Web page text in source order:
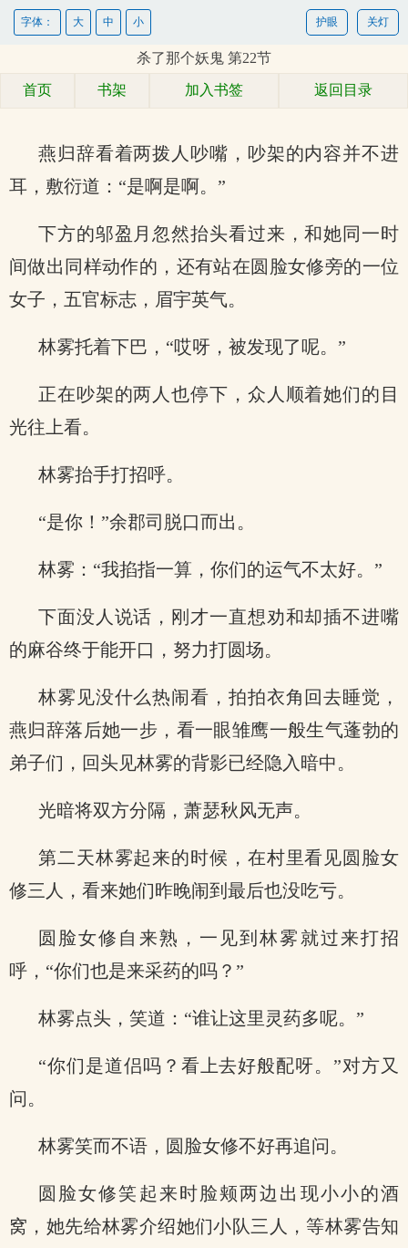
关灯
护眼
字体： 大 中 小
杀了那个妖鬼 第22节
首页 书架 加入书签 返回目录
燕归辞看着两拨人吵嘴，吵架的内容并不进
耳，敷衍道：“是啊是啊。”
下方的邬盈月忽然抬头看过来，和她同一时
间做出同样动作的，还有站在圆脸女修旁的一位
女子，五官标志，眉宇英气。
林雾托着下巴，“哎呀，被发现了呢。”
正在吵架的两人也停下，众人顺着她们的目
光往上看。
林雾抬手打招呼。
“是你！”余郡司脱口而出。
林雾：“我掐指一算，你们的运气不太好。”
下面没人说话，刚才一直想劝和却插不进嘴
的麻谷终于能开口，努力打圆场。
林雾见没什么热闹看，拍拍衣角回去睡觉，
燕归辞落后她一步，看一眼雏鹰一般生气蓬勃的
弟子们，回头见林雾的背影已经隐入暗中。
光暗将双方分隔，萧瑟秋风无声。
第二天林雾起来的时候，在村里看见圆脸女
修三人，看来她们昨晚闹到最后也没吃亏。
圆脸女修自来熟，一见到林雾就过来打招
呼，“你们也是来采药的吗？”
林雾点头，笑道：“谁让这里灵药多呢。”
“你们是道侣吗？看上去好般配呀。”对方又
问。
林雾笑而不语，圆脸女修不好再追问。
圆脸女修笑起来时脸颊两边出现小小的酒
窝，她先给林雾介绍她们小队三人，等林雾告知